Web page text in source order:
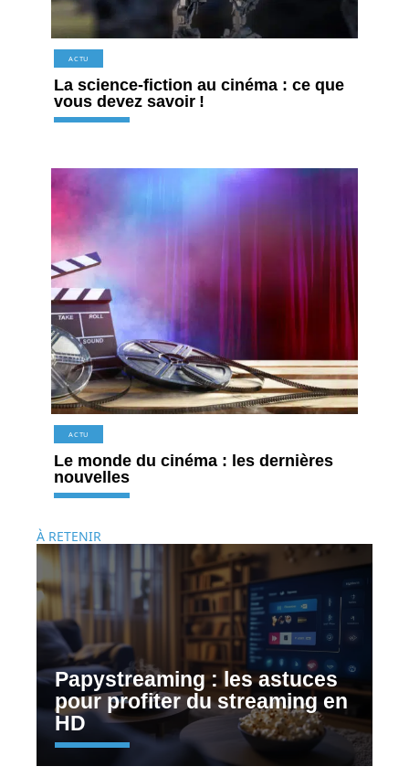
ACTU
La science-fiction au cinéma : ce que
vous devez savoir !
ACTU
Le monde du cinéma : les dernières
nouvelles
À RETENIR
Papystreaming : les astuces
pour profiter du streaming en
HD